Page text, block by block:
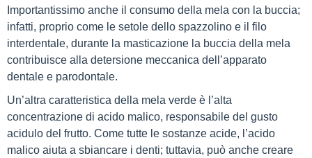
Importantissimo anche il consumo della mela con la buccia;
infatti, proprio come le setole dello spazzolino e il filo
interdentale, durante la masticazione la buccia della mela
contribuisce alla detersione meccanica dell’apparato
dentale e parodontale.
Un’altra caratteristica della mela verde è l’alta
concentrazione di acido malico, responsabile del gusto
acidulo del frutto. Come tutte le sostanze acide, l’acido
malico aiuta a sbiancare i denti; tuttavia, può anche creare